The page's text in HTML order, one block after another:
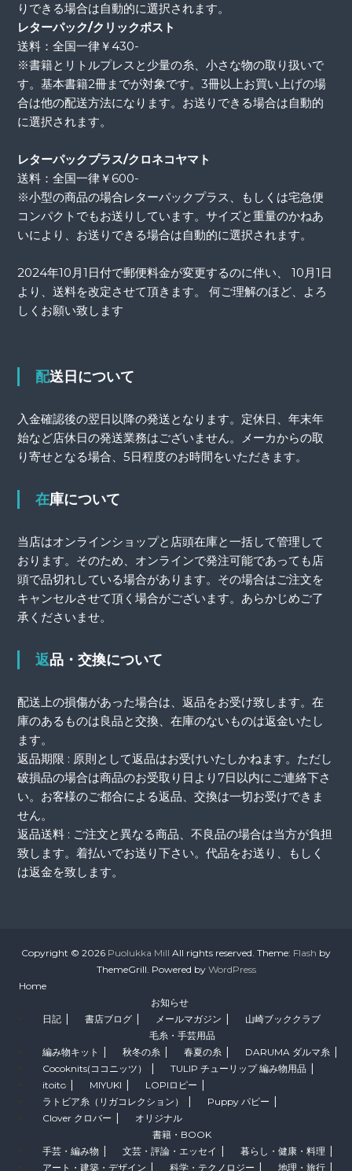
りできる場合は自動的に選択されます。
レターパック/クリックポスト
送料：全国一律￥430-
※書籍とリトルプレスと少量の糸、小さな物の取り扱いで
す。基本書籍2冊までが対象です。3冊以上お買い上げの場
合は他の配送方法になります。お送りできる場合は自動的
に選択されます。
レターパックプラス/クロネコヤマト
送料：全国一律￥600-
※小型の商品の場合レターパックプラス、もしくは宅急便
コンパクトでもお送りしています。サイズと重量のかねあ
いにより、お送りできる場合は自動的に選択されます。
2024年10月1日付で郵便料金が変更するのに伴い、 10月1日
より、送料を改定させて頂きます。 何ご理解のほど、よろ
しくお願い致します
配送日について
入金確認後の翌日以降の発送となります。定休日、年末年
始など店休日の発送業務はございません。メーカからの取
り寄せとなる場合、5日程度のお時間をいただきます。
在庫について
当店はオンラインショップと店頭在庫と一括して管理して
おります。そのため、オンラインで発注可能であっても店
頭で品切れしている場合があります。その場合はご注文を
キャンセルさせて頂く場合がございます。あらかじめご了
承くださいませ。
返品・交換について
配送上の損傷があった場合は、返品をお受け致します。在
庫のあるものは良品と交換、在庫のないものは返金いたし
ます。
返品期限 : 原則として返品はお受けいたしかねます。ただし
破損品の場合は商品のお受取り日より7日以内にご連絡下さ
い。お客様のご都合による返品、交換は一切お受けできま
せん。
返品送料 : ご注文と異なる商品、不良品の場合は当方が負担
致します。着払いでお送り下さい。代品をお送り、もしく
は返金を致します。
Copyright © 2026 Puolukka Mill All rights reserved. Theme: Flash by
ThemeGrill. Powered by WordPress
Home
お知らせ
日記
書店ブログ メールマガジン
山崎ブッククラブ
毛糸・手芸用品
編み物キット
秋冬の糸 春夏の糸
DARUMA ダルマ糸
Cocoknits(ココニッツ）
TULIP チューリップ 編み物用品
itoito
MIYUKI
LOPIロピー
ラトビア糸（リガコレクション）
Puppy パピー
Clover クロバー
オリジナル
書籍・BOOK
手芸・編み物
文芸・評論・エッセイ
暮らし・健康・料理
アート・建築・デザイン
科学・テクノロジー 地理・旅行